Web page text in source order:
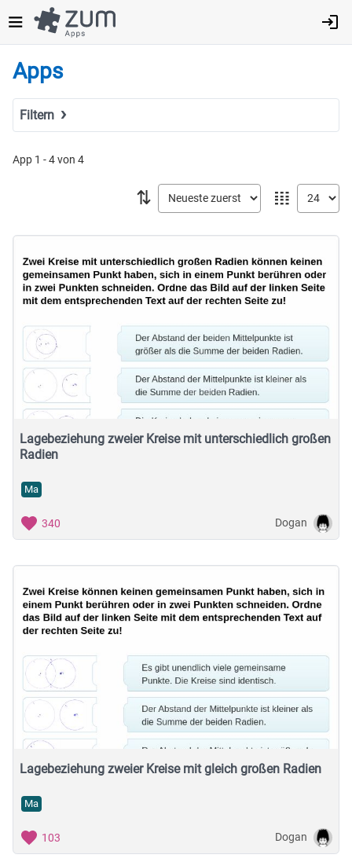
zum
Inhalt
Apps
Filtern
Fach
MINT
Sprachen
Geistes- & Sozialwissenschaften
Musische Fächer & Sport
Berufliche Bildung
Sonstiges
Typ
App 1 - 4 von 4
𝍖
⇅
Lagebeziehung zweier Kreise mit unterschiedlich großen
Radien
Ma
340 Dogan
Lagebeziehung zweier Kreise mit gleich großen Radien
Ma
103 Dogan